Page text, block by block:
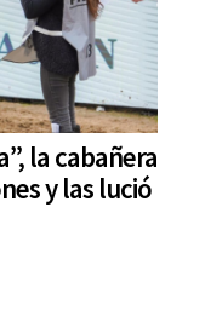
la cabañera
y las lució